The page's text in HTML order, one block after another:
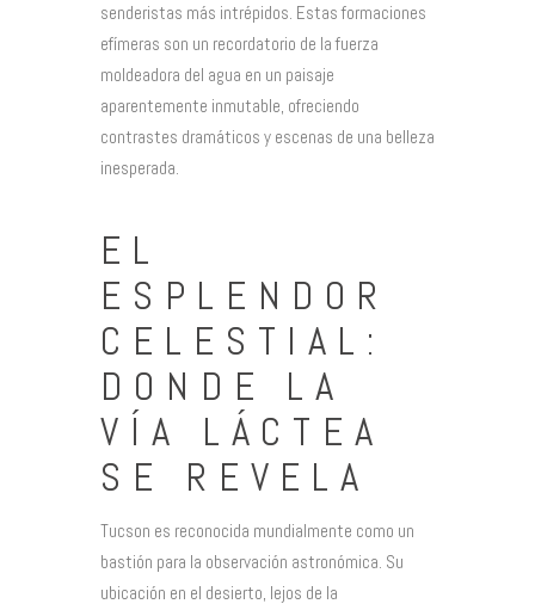
senderistas más intrépidos. Estas formaciones
efímeras son un recordatorio de la fuerza
moldeadora del agua en un paisaje
aparentemente inmutable, ofreciendo
contrastes dramáticos y escenas de una belleza
inesperada.
EL
ESPLENDOR
CELESTIAL:
DONDE LA
VÍA LÁCTEA
SE REVELA
Tucson es reconocida mundialmente como un
bastión para la observación astronómica. Su
ubicación en el desierto, lejos de la